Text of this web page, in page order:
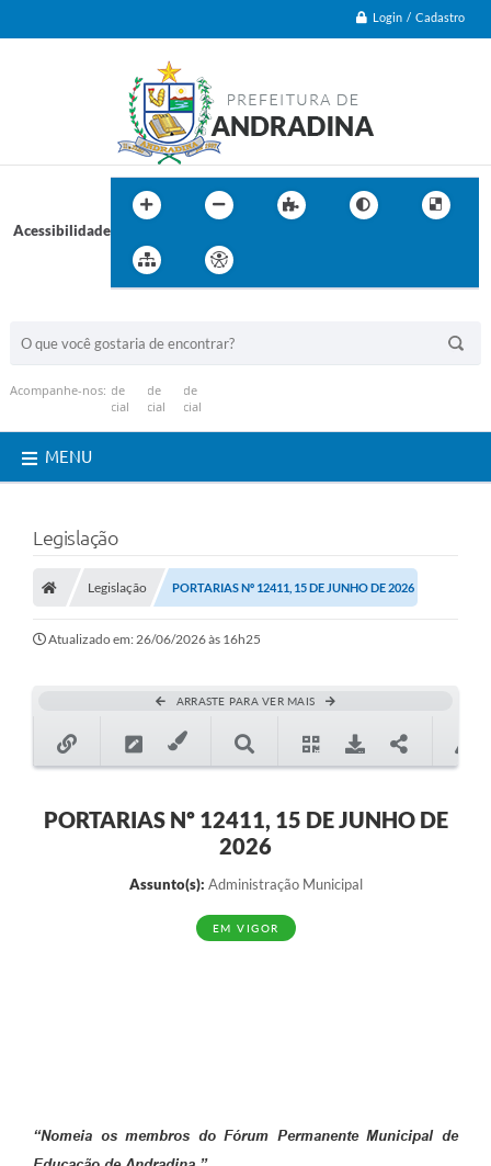
Login / Cadastro
Acessibilidade
Acompanhe-nos:
MENU
Legislação
Legislação PORTARIAS Nº 12411, 15 DE JUNHO DE 2026
Atualizado em: 26/06/2026 às 16h25
ARRASTE PARA VER MAIS
PORTARIAS Nº 12411, 15 DE JUNHO DE
2026
Assunto(s): Administração Municipal
EM VIGOR
“Nomeia os membros do Fórum Permanente Municipal de